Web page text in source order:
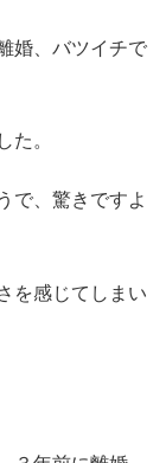
婚、バツイチで
た。
で、驚きですよ
を感じてしまい